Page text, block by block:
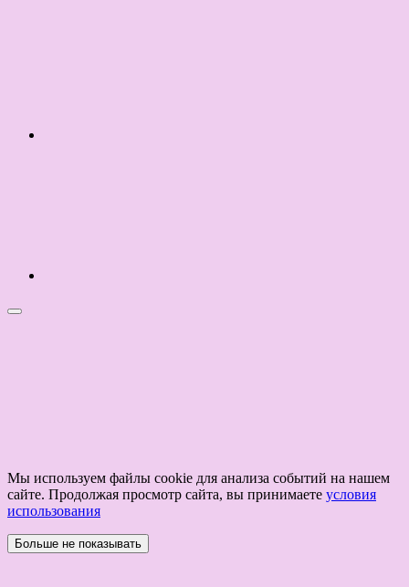
Мы используем файлы cookie для анализа событий на нашем
сайте. Продолжая просмотр сайта, вы принимаете условия
использования
Больше не показывать